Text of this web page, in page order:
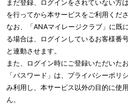
まだ登録、ログインをされていない方
を行ってから本サービスをご利用くださ
なお、「ANAマイレージクラブ」に既
る場合は、ログインしているお客様番
と連動させます。
また、ログイン時にご登録いただいた
「パスワード」は、 プライバシーポリ
み利用し、本サービス以外の目的に使
ん。